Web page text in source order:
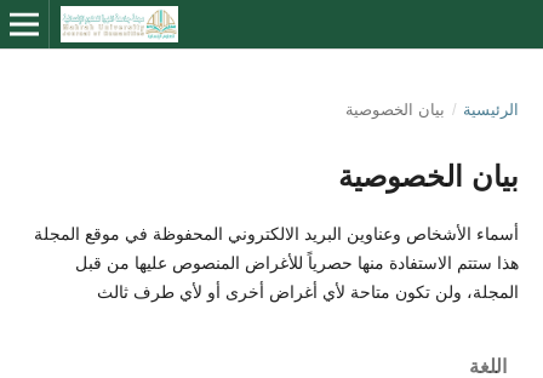
الرئيسية / بيان الخصوصية
بيان الخصوصية
أسماء الأشخاص وعناوين البريد الالكتروني المحفوظة في موقع المجلة
هذا ستتم الاستفادة منها حصرياً للأغراض المنصوص عليها من قبل
المجلة، ولن تكون متاحة لأي أغراض أخرى أو لأي طرف ثالث
اللغة